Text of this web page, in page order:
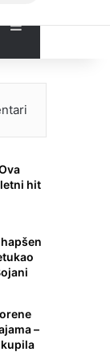
Sidebar
hit
–